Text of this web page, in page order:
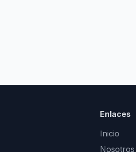
Enlaces
Inicio
Nosotros